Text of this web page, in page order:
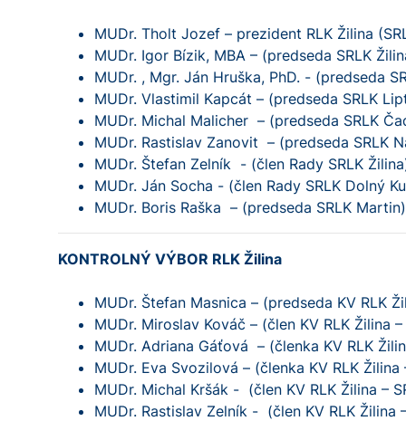
MUDr. Tholt Jozef – prezident RLK Žilina
MUDr. Igor Bízik, MBA – (predseda SRLK
MUDr. , Mgr. Ján Hruška, PhD. - (predseda
MUDr. Vlastimil Kapcát – (predseda SRLK
MUDr. Michal Malicher – (predseda SRLK
MUDr. Rastislav Zanovit – (predseda SRLK
MUDr. Štefan Zelník - (člen Rady SRLK
MUDr. Ján Socha - (člen Rady SRLK Dolný
MUDr. Boris Raška – (predseda SRLK Martin)
KONTROLNÝ VÝBOR RLK Žilina
MUDr. Štefan Masnica – (predseda KV RLK
MUDr. Miroslav Kováč – (člen KV RLK Žilina
MUDr. Adriana Gáťová – (členka KV RLK
MUDr. Eva Svozilová – (členka KV RLK Žilina
MUDr. Michal Kršák - (člen KV RLK Žilina –
MUDr. Rastislav Zelník - (člen KV RLK Žilina